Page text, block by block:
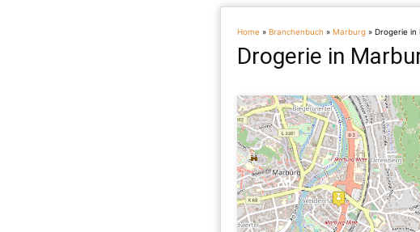
Home » Branchenbuch » Marburg » Drogerie in
Drogerie in